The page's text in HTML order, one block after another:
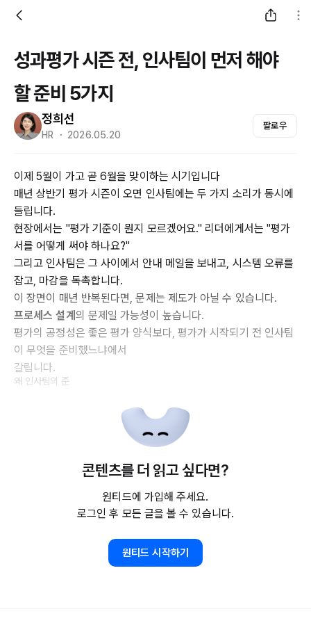
성과평가 시즌 전, 인사팀이 먼저 해야
할 준비 5가지
정희선
HR ・ 2026.05.20
팔로우
이제 5월이 가고 곧 6월을 맞이하는 시기입니다
매년 상반기 평가 시즌이 오면 인사팀에는 두 가지 소리가 동시에
들립니다.
현장에서는 "평가 기준이 뭔지 모르겠어요." 리더에게서는 "평가
서를 어떻게 써야 하나요?"
그리고 인사팀은 그 사이에서 안내 메일을 보내고, 시스템 오류를
잡고, 마감을 독촉합니다.
이 장면이 매년 반복된다면, 문제는 제도가 아닐 수 있습니다.
프로세스 설계 의 문제일 가능성이 높습니다.
평가의 공정성은 좋은 평가 양식보다, 평가가 시작되기 전 인사팀
이 무엇을 준비했느냐에서
갈립니다.
왜 인사팀의 준
콘텐츠를 더 읽고 싶다면?
원티드에 가입해 주세요.
로그인 후 모든 글을 볼 수 있습니다.
원티드 시작하기